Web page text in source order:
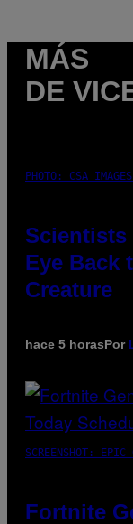
MÁS
DE
PHOTO: CSA
Scientists
Eye Back
Creature
hace 5 horasPor
SCREENSHOT: EPIC
Fortnite